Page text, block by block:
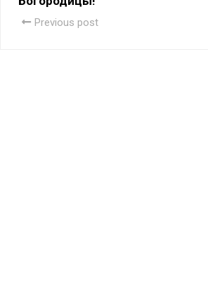
Previous post